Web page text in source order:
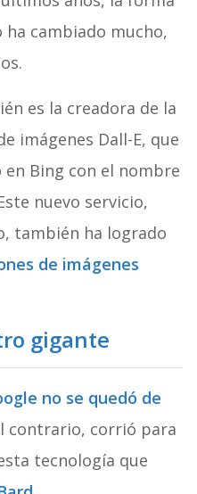
cambiado mucho,
es la creadora de la
imágenes Dall-E, que
Bing con el nombre
nuevo servicio,
también ha logrado
de imágenes
gigante
no se quedó de
contrario, corrió para
tecnología que